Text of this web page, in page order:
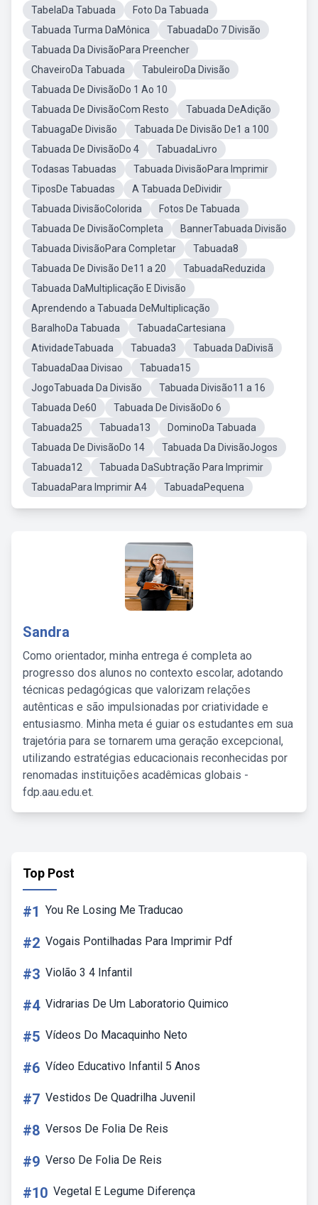
TabelaDa Tabuada
Foto Da Tabuada
Tabuada Turma DaMônica
TabuadaDo 7 Divisão
Tabuada Da DivisãoPara Preencher
ChaveiroDa Tabuada
TabuleiroDa Divisão
Tabuada De DivisãoDo 1 Ao 10
Tabuada De DivisãoCom Resto
Tabuada DeAdição
TabuagaDe Divisão
Tabuada De Divisão De1 a 100
Tabuada De DivisãoDo 4
TabuadaLivro
Todasas Tabuadas
Tabuada DivisãoPara Imprimir
TiposDe Tabuadas
A Tabuada DeDividir
Tabuada DivisãoColorida
Fotos De Tabuada
Tabuada De DivisãoCompleta
BannerTabuada Divisão
Tabuada DivisãoPara Completar
Tabuada8
Tabuada De Divisão De11 a 20
TabuadaReduzida
Tabuada DaMultiplicação E Divisão
Aprendendo a Tabuada DeMultiplicação
BaralhoDa Tabuada
TabuadaCartesiana
AtividadeTabuada
Tabuada3
Tabuada DaDivisã
TabuadaDaa Divisao
Tabuada15
JogoTabuada Da Divisão
Tabuada Divisão11 a 16
Tabuada De60
Tabuada De DivisãoDo 6
Tabuada25
Tabuada13
DominoDa Tabuada
Tabuada De DivisãoDo 14
Tabuada Da DivisãoJogos
Tabuada12
Tabuada DaSubtração Para Imprimir
TabuadaPara Imprimir A4
TabuadaPequena
Sandra
Como orientador, minha entrega é completa ao
progresso dos alunos no contexto escolar, adotando
técnicas pedagógicas que valorizam relações
autênticas e são impulsionadas por criatividade e
entusiasmo. Minha meta é guiar os estudantes em sua
trajetória para se tornarem uma geração excepcional,
utilizando estratégias educacionais reconhecidas por
renomadas instituições acadêmicas globais -
fdp.aau.edu.et.
Top Post
#1 You Re Losing Me Traducao
#2 Vogais Pontilhadas Para Imprimir Pdf
#3 Violão 3 4 Infantil
#4 Vidrarias De Um Laboratorio Quimico
#5 Vídeos Do Macaquinho Neto
#6 Vídeo Educativo Infantil 5 Anos
#7 Vestidos De Quadrilha Juvenil
#8 Versos De Folia De Reis
#9 Verso De Folia De Reis
#10 Vegetal E Legume Diferença